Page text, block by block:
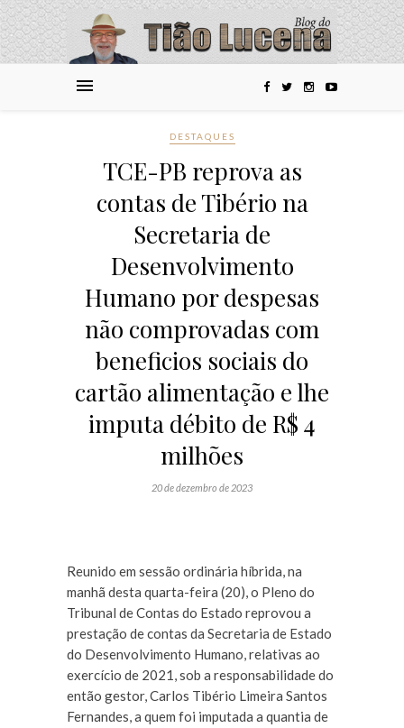
DESTAQUES
TCE-PB reprova as
contas de Tibério na
Secretaria de
Desenvolvimento
Humano por despesas
não comprovadas com
beneficios sociais do
cartão alimentação e lhe
imputa débito de R$ 4
milhões
20 de dezembro de 2023
Reunido em sessão ordinária híbrida, na
manhã desta quarta-feira (20), o Pleno do
Tribunal de Contas do Estado reprovou a
prestação de contas da Secretaria de Estado
do Desenvolvimento Humano, relativas ao
exercício de 2021, sob a responsabilidade do
então gestor, Carlos Tibério Limeira Santos
Fernandes, a quem foi imputada a quantia de